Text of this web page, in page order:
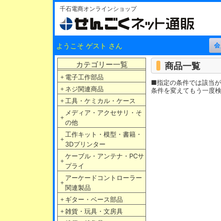
千石電商オンラインショップ
ようこそ ゲスト さん
カテゴリー一覧
＋ 電子工作部品
＋ ネジ関連商品
＋ 工具・ケミカル・ケース
＋
メディア・アクセサリ・そ
の他
＋
工作キット・模型・書籍・
3Dプリンター
＋
ケーブル・アンテナ・PCサ
プライ
＋
アーケードコントローラー
関連製品
＋ ギター・ベース部品
＋ 雑貨・玩具・文房具
商品一覧
■指定の条件では該当が
条件を変えてもう一度